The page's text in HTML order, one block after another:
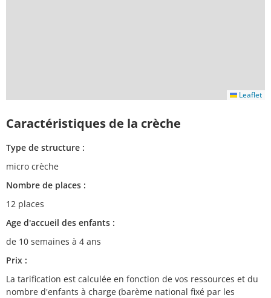
Leaflet
Caractéristiques de la crèche
Type de structure :
micro crèche
Nombre de places :
12 places
Age d'accueil des enfants :
de 10 semaines à 4 ans
Prix :
La tarification est calculée en fonction de vos ressources et du
nombre d'enfants à charge (barème national fixé par les